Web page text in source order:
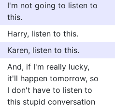
I'm not going to listen to
this.
Harry, listen to this.
Karen, listen to this.
And, if I'm really lucky,
it'll happen tomorrow, so
I don't have to listen to
this stupid conversation